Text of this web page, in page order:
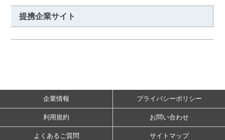
提携企業サイト
企業情報 プライバシーポリシー
利用規約 お問い合わせ
よくあるご質問 サイトマップ